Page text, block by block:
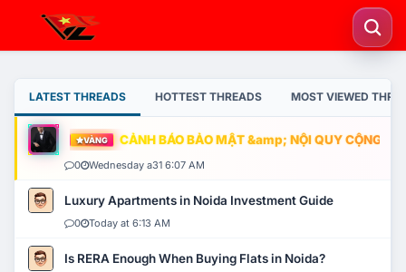
LATEST THREADS HOTTEST THREADS MOST VIEWED
VÀNG CẢNH BÁO BẢO MẬT &amp; NỘI QUY CỘNG
0 Wednesday a31 6:07 AM
Luxury Apartments in Noida Investment Guide
0 Today at 6:13 AM
Is RERA Enough When Buying Flats in Noida?